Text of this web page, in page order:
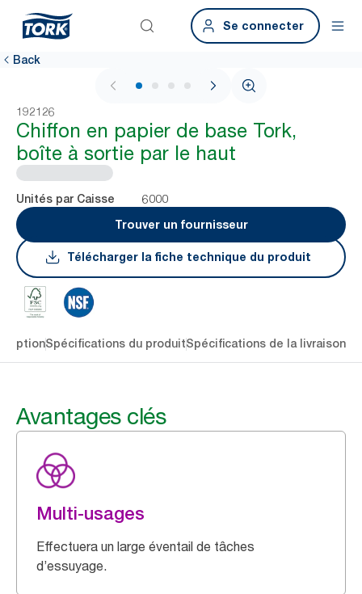
Se connecter
Back
1 / 4
192126
Chiffon en papier de base Tork,
boîte à sortie par le haut
Unités par Caisse
6000
Trouver un fournisseur
Télécharger la fiche technique du produit
Spécifications du produitSpécifications de la livraison
Avantages clés
Multi-usages
Effectuera un large éventail de tâches
d’essuyage.